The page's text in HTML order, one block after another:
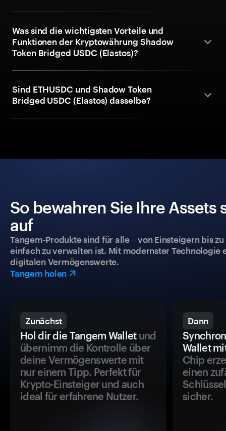
Was sind die wichtigsten Vorteile und
Funktionen der Kryptowährung Shadow
Token Bridged USDC (Elastos)?
Sind ETHUSDC und Shadow Token
Bridged USDC (Elastos) dasselbe?
So bewahren Sie Ihre
auf
Tangem-Produkte sind für alle – von Einsteigern bis
einfach zu verwalten ist. Mit modernster
digitalen Vermögenswerte.
Tangem holen
Zunächst
Hol dir die Tangem Walletund
übernimm die Kontrolle über
deine Vermögenswerte mit
nur einem Tipp. Perfekt für
Krypto-Einsteiger und auch
ideal für erfahrene Nutzer.
Dann
Wallet
Chip
einen
sicher.